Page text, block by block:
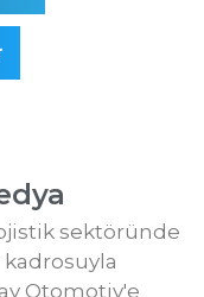
sektöründe
Otomotiv'e